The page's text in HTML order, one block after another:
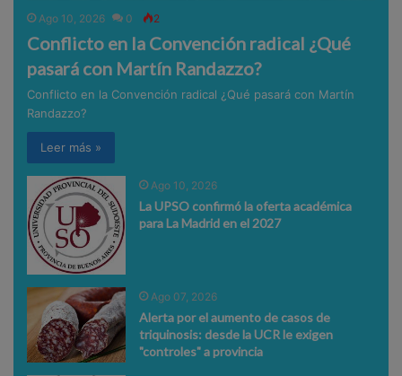
Ago 10, 2026 0 2
Conflicto en la Convención radical ¿Qué
pasará con Martín Randazzo?
Conflicto en la Convención radical ¿Qué pasará con Martín
Randazzo?
Leer más »
Ago 10, 2026
La UPSO confirmó la oferta académica
para La Madrid en el 2027
Ago 07, 2026
Alerta por el aumento de casos de
triquinosis: desde la UCR le exigen
"controles" a provincia